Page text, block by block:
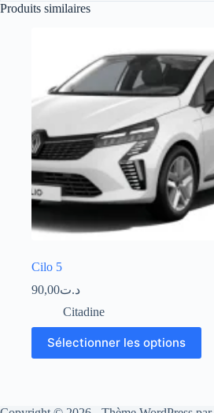
Produits similaires
Cilo 5
د.ت90,00
Citadine
Sélectionner les options